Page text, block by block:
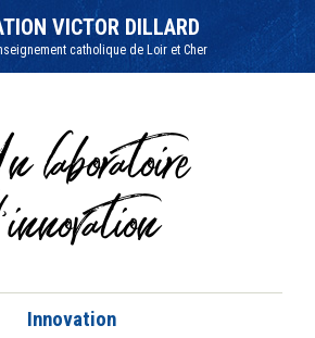
VICTOR DILLARD
catholique de Loir et Cher
Innovation